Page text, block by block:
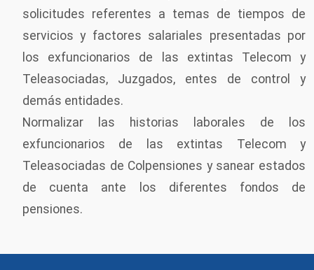
solicitudes referentes a temas de tiempos de
servicios y factores salariales presentadas por
los exfuncionarios de las extintas Telecom y
Teleasociadas, Juzgados, entes de control y
demás entidades.
Normalizar las historias laborales de los
exfuncionarios de las extintas Telecom y
Teleasociadas de Colpensiones y sanear estados
de cuenta ante los diferentes fondos de
pensiones.